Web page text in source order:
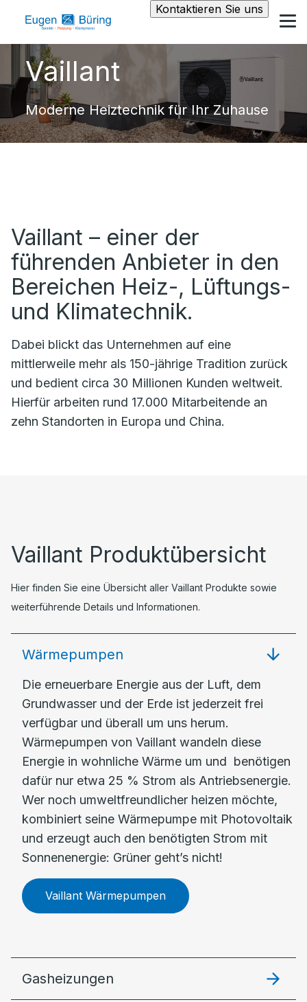
Kontaktieren Sie uns
Vaillant
Moderne Heiztechnik für Ihr Zuhause
Vaillant – einer der
führenden Anbieter in den
Bereichen Heiz-, Lüftungs-
und Klimatechnik.
Dabei blickt das Unternehmen auf eine
mittlerweile mehr als 150-jährige Tradition zurück
und bedient circa 30 Millionen Kunden weltweit.
Hierfür arbeiten rund 17.000 Mitarbeitende an
zehn Standorten in Europa und China.
Vaillant Produktübersicht
Hier finden Sie eine Übersicht aller Vaillant Produkte sowie
weiterführende Details und Informationen.
Wärmepumpen
Die erneuerbare Energie aus der Luft, dem
Grundwasser und der Erde ist jederzeit frei
verfügbar und überall um uns herum.
Wärmepumpen von Vaillant wandeln diese
Energie in wohnliche Wärme um und benötigen
dafür nur etwa 25 % Strom als Antriebsenergie.
Wer noch umweltfreundlicher heizen möchte,
kombiniert seine Wärmepumpe mit Photovoltaik
und erzeugt auch den benötigten Strom mit
Sonnenenergie: Grüner geht’s nicht!
Vaillant Wärmepumpen
Gasheizungen